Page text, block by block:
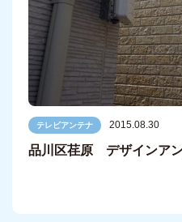
テレビアンテナ 2015.08.30
品川区荏原 デザインア